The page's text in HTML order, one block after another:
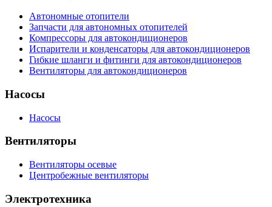
Автономные отопители
Запчасти для автономных отопителей
Компрессоры для автокондиционеров
Испарители и конденсаторы для автокондиционеров
Гибкие шланги и фитинги для автокондиционеров
Вентиляторы для автокондиционеров
Насосы
Насосы
Вентиляторы
Вентиляторы осевые
Центробежные вентиляторы
Электротехника